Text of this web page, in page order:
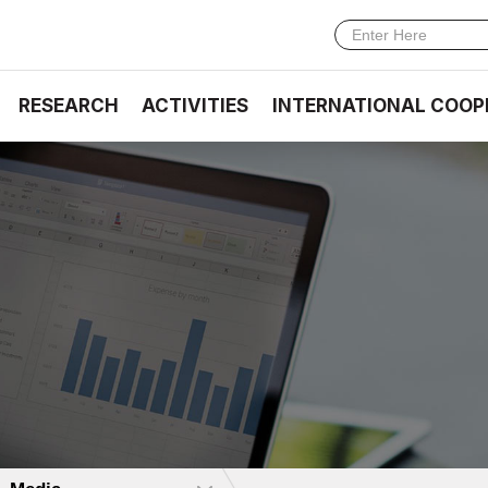
RESEARCH ACTIVITIES INTERNATIONAL